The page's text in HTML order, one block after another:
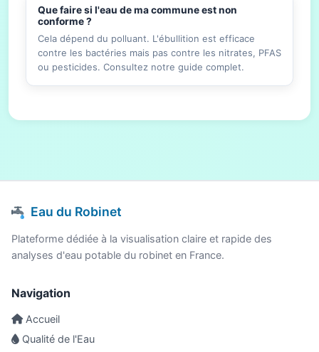
Que faire si l'eau de ma commune est non
conforme ?
Cela dépend du polluant. L'ébullition est efficace
contre les bactéries mais pas contre les nitrates, PFAS
ou pesticides. Consultez notre guide complet.
Eau du Robinet
Plateforme dédiée à la visualisation claire et rapide des
analyses d'eau potable du robinet en France.
Navigation
Accueil
Qualité de l'Eau